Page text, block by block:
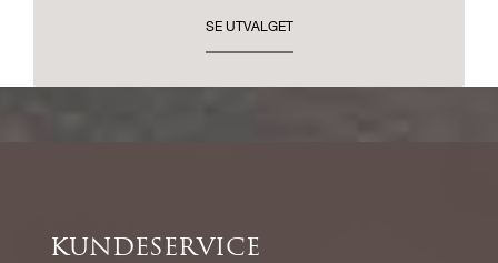
SE UTVALGET
KUNDESERVICE